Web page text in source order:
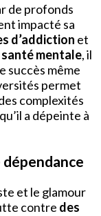
de profonds
impacté sa
d’addiction et
mentale, il
succès même
permet
complexités
a dépeinte à
et le glamour
contre des